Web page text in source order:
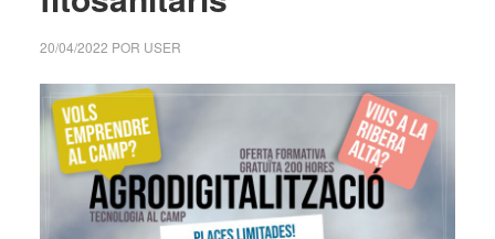
20/04/2022 POR USER